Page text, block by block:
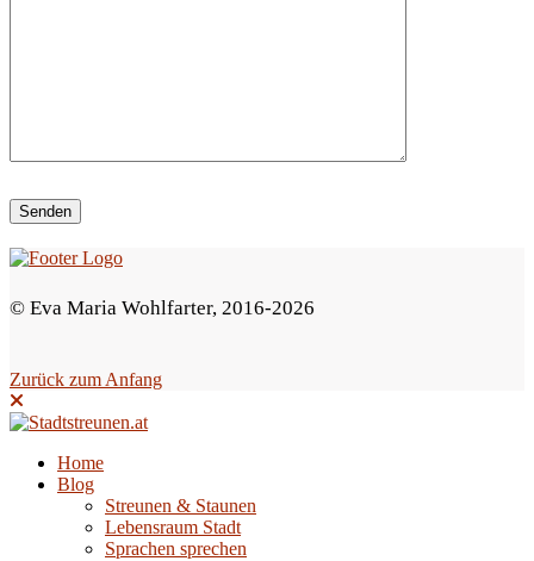
e
s
e
l
l
e
© Eva Maria Wohlfarter, 2016-2026
Zurück zum Anfang
Home
Blog
Streunen & Staunen
Lebensraum Stadt
Sprachen sprechen